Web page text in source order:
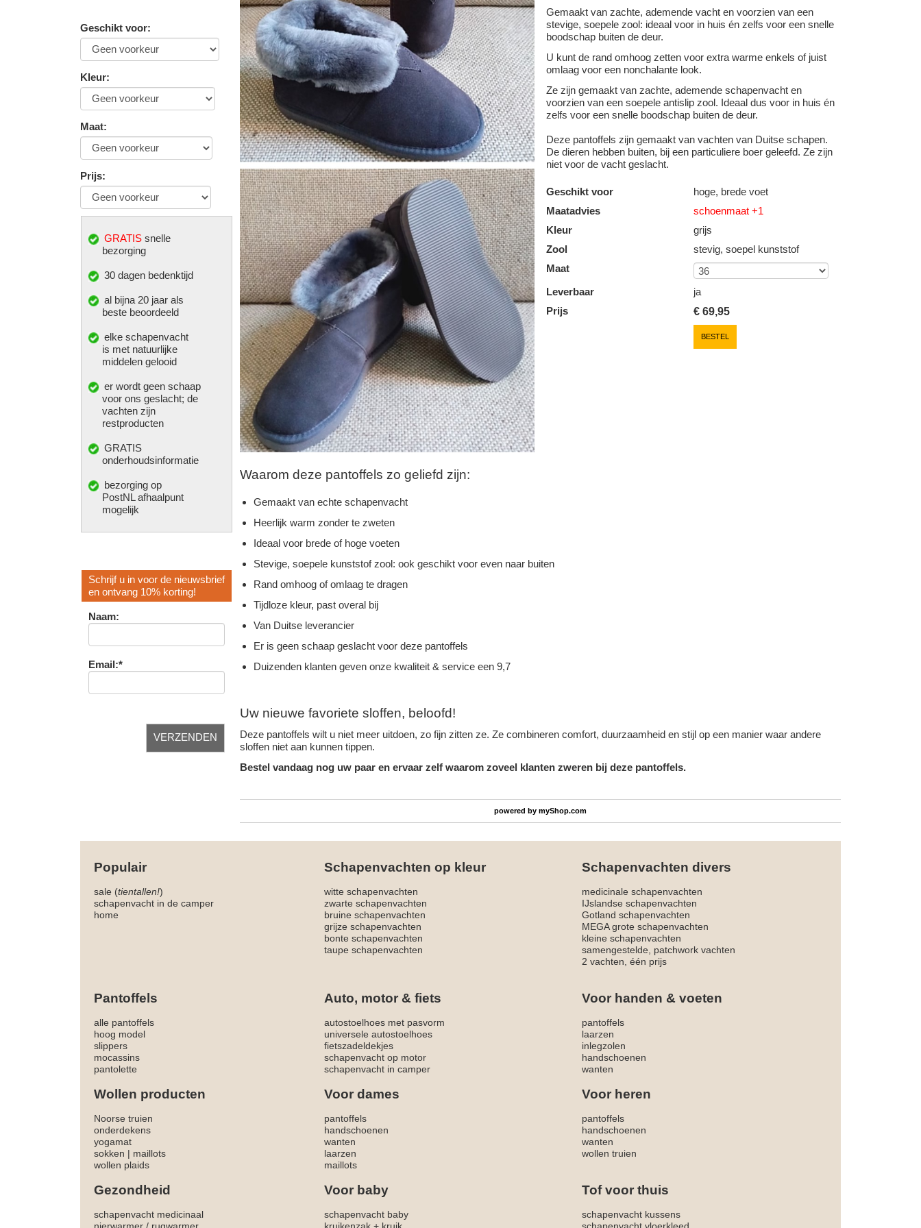
Geschikt voor:
Kleur:
Maat:
Prijs:
GRATIS snelle
bezorging
30 dagen bedenktijd
al bijna 20 jaar als
beste beoordeeld
elke schapenvacht
is met natuurlijke
middelen gelooid
er wordt geen schaap
voor ons geslacht; de
vachten zijn
restproducten
GRATIS
onderhoudsinformatie
bezorging op
PostNL afhaalpunt
mogelijk
Schrijf u in voor de nieuwsbrief
en ontvang 10% korting!
Naam:
Email:*
Gemaakt van zachte, ademende vacht en voorzien van een
stevige, soepele zool: ideaal voor in huis én zelfs voor een snelle
boodschap buiten de deur.
U kunt de rand omhoog zetten voor extra warme enkels of juist
omlaag voor een nonchalante look.
Ze zijn gemaakt van zachte, ademende schapenvacht en
voorzien van een soepele antislip zool. Ideaal dus voor in huis én
zelfs voor een snelle boodschap buiten de deur.
Deze pantoffels zijn gemaakt van vachten van Duitse schapen.
De dieren hebben buiten, bij een particuliere boer geleefd. Ze zijn
niet voor de vacht geslacht.
Geschikt voor
hoge, brede voet
Maatadvies
schoenmaat +1
Kleur
grijs
Zool
stevig, soepel kunststof
Maat
Leverbaar
ja
Prijs
€69,95
BESTEL
Waarom deze pantoffels zo geliefd zijn:
Gemaakt van echte schapenvacht
Heerlijk warm zonder te zweten
Ideaal voor brede of hoge voeten
Stevige, soepele kunststof zool: ook geschikt voor even naar buiten
Rand omhoog of omlaag te dragen
Tijdloze kleur, past overal bij
Van Duitse leverancier
Er is geen schaap geslacht voor deze pantoffels
Duizenden klanten geven onze kwaliteit & service een 9,7
Uw nieuwe favoriete sloffen, beloofd!
Deze pantoffels wilt u niet meer uitdoen, zo fijn zitten ze. Ze combineren comfort, duurzaamheid en stijl op een manier waar andere
sloffen niet aan kunnen tippen.
Bestel vandaag nog uw paar en ervaar zelf waarom zoveel klanten zweren bij deze pantoffels.
powered bymyShop.com
Populair Schapenvachten op kleur Schapenvachten divers
sale (tientallen!) witte schapenvachten
medicinale schapenvachten
schapenvacht in de camper
zwarte schapenvachten
IJslandse schapenvachten
home
bruine schapenvachten
Gotland schapenvachten
grijze schapenvachten
MEGA grote schapenvachten
bonte schapenvachten
kleine schapenvachten
taupe schapenvachten
samengestelde, patchwork vachten
2 vachten, één prijs
Pantoffels Auto, motor & fiets Voor handen & voeten
alle pantoffels autostoelhoes met pasvorm
pantoffels
hoog model
universele autostoelhoes
laarzen
slippers
fietszadeldekjes
inlegzolen
mocassins
schapenvacht op motor
handschoenen
pantolette
schapenvacht in camper wanten
Wollen producten Voor dames Voor heren
Noorse truien pantoffels
pantoffels
onderdekens
handschoenen
handschoenen
yogamat
wanten
wanten
sokken | maillots laarzen
wollen truien
wollen plaids
maillots
Gezondheid Voor baby Tof voor thuis
schapenvacht medicinaal schapenvacht baby
schapenvacht kussens